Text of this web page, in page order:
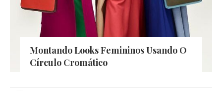
Montando Looks Femininos Usando O
Círculo Cromático